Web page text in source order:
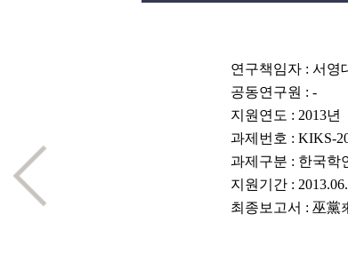
연구책임자 : 서영
공동연구원 : -
지원연도 : 2013년
과제번호 : KIKS-
과제구분 : 한국학
지원기간 :
최종보고서 : 巫黨